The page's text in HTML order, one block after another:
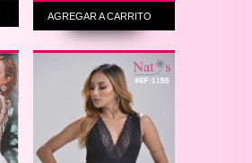
AGREGAR A CARRITO